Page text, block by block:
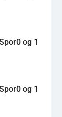
og 1
og 1